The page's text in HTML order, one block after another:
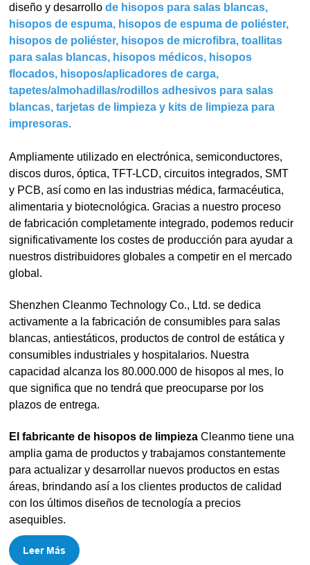
diseño y desarrollode hisopos para salas blancas,
hisopos de espuma, hisopos de espuma de poliéster,
hisopos de poliéster, hisopos de microfibra, toallitas
para salas blancas, hisopos médicos, hisopos
flocados, hisopos/aplicadores de carga,
tapetes/almohadillas/rodillos adhesivos para salas
blancas, tarjetas de limpieza y kits de limpieza para
impresoras.
Ampliamente utilizado en electrónica, semiconductores,
discos duros, óptica, TFT-LCD, circuitos integrados, SMT
y PCB, así como en las industrias médica, farmacéutica,
alimentaria y biotecnológica. Gracias a nuestro proceso
de fabricación completamente integrado, podemos reducir
significativamente los costes de producción para ayudar a
nuestros distribuidores globales a competir en el mercado
global.
Shenzhen Cleanmo Technology Co., Ltd. se dedica
activamente a la fabricación de consumibles para salas
blancas, antiestáticos, productos de control de estática y
consumibles industriales y hospitalarios. Nuestra
capacidad alcanza los 80.000.000 de hisopos al mes, lo
que significa que no tendrá que preocuparse por los
plazos de entrega.
El fabricante de hisopos de limpieza Cleanmo tiene una
amplia gama de productos y trabajamos constantemente
para actualizar y desarrollar nuevos productos en estas
áreas, brindando así a los clientes productos de calidad
con los últimos diseños de tecnología a precios
asequibles.
Leer Más